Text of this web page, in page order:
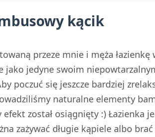
kącik
przeze mnie i męża
jako jedyne swoim
poczuć się jeszcze bardziej
naturalne elementy
efekt został osiągnięty :) Łazienka
zażywać długie kąpiele albo